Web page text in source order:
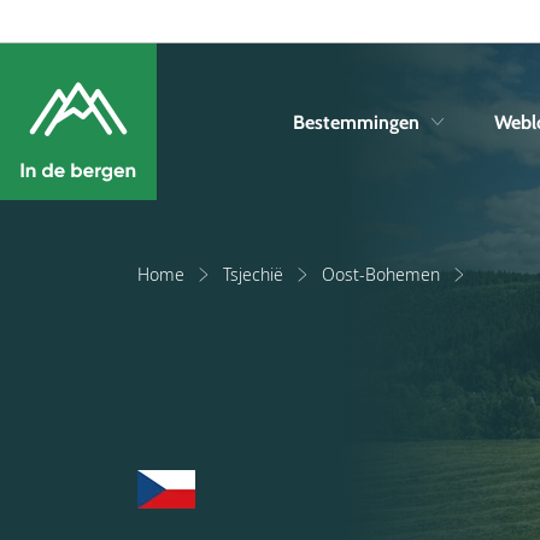
Bestemmingen
Home Tsjechië Oost-Bohemen